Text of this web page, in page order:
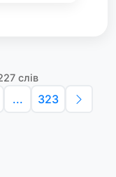
слів
... 323